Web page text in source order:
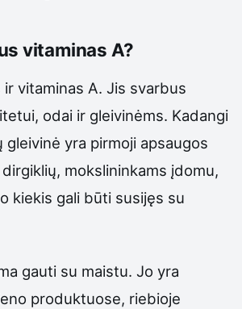
vitaminas A?
vitaminas A. Jis svarbus
odai ir gleivinėms. Kadangi
gleivinė yra pirmoji apsaugos
mokslininkams įdomu,
kiekis gali būti susijęs su
gauti su maistu. Jo yra
produktuose, riebioje